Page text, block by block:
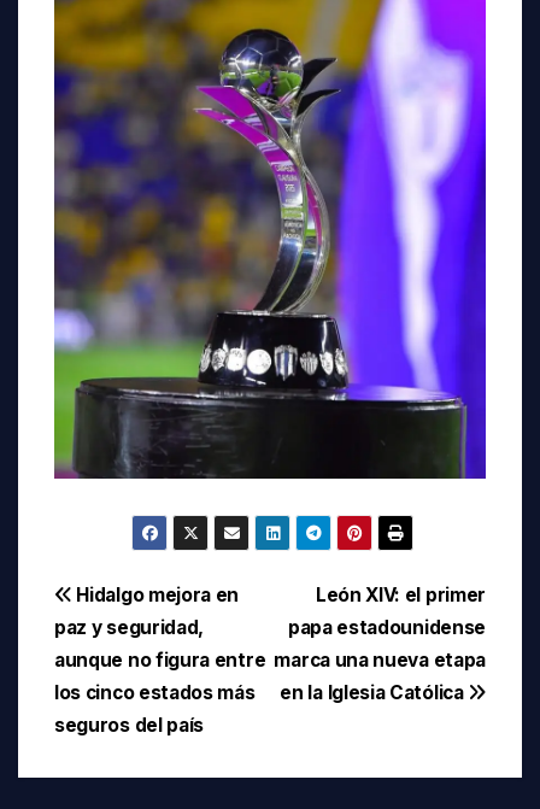
Navegación
de
entradas
León XIV: el primer
papa estadounidense
marca una nueva etapa
en la Iglesia Católica
Hidalgo mejora en
paz y seguridad,
aunque no figura entre
los cinco estados más
seguros del país